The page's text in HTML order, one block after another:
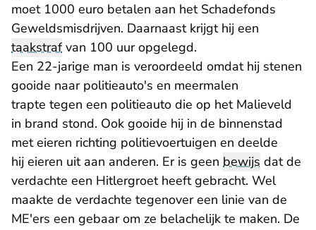
moet 1000 euro betalen aan het Schadefonds
Geweldsmisdrijven. Daarnaast krijgt hij een
taakstrafvan 100 uur opgelegd.
Een 22-jarige man is veroordeeld omdat hij stenen
gooide naar politieauto's en meermalen
trapte tegen een politieauto die op het Malieveld
in brand stond. Ook gooide hij in de binnenstad
met eieren richting politievoertuigen en deelde
hij eieren uit aan anderen. Er is geen bewijs dat de
verdachte een Hitlergroet heeft gebracht. Wel
maakte de verdachte tegenover een linie van de
ME'ers een gebaar om ze belachelijk te maken. De